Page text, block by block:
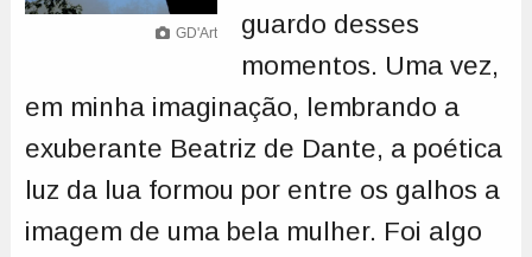
GD'Art
guardo desses
momentos. Uma vez,
em minha imaginação, lembrando a
exuberante Beatriz de Dante, a poética
luz da lua formou por entre os galhos a
imagem de uma bela mulher. Foi algo